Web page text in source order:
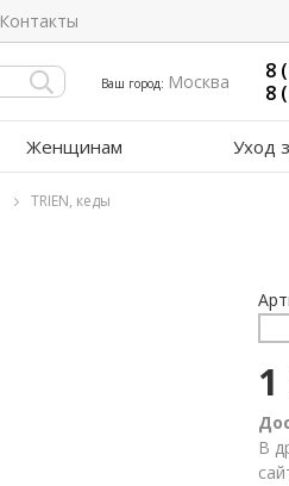
Контакты
Ваш город: Москва
8
8
Женщинам Уход
TRIEN, кеды
В